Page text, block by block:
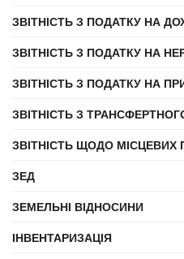
ЗВІТНІСТЬ З ПОДАТКУ НА
ЗВІТНІСТЬ З ПОДАТКУ НА
ЗВІТНІСТЬ З ПОДАТКУ НА
ЗВІТНІСТЬ З
ЗВІТНІСТЬ ЩОДО МІСЦЕВИХ
ЗЕД
ЗЕМЕЛЬНІ ВІДНОСИНИ
ІНВЕНТАРИЗАЦІЯ